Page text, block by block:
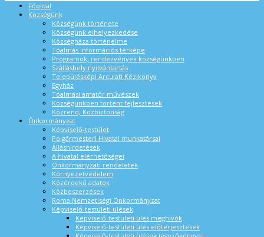
Főoldal
Községünk
Községünk története
Községünk elhelyezkedése
Községháza történelme
Tóalmás információs térképe
Programok, rendezvények községünkben
Szálláshely nyilvántartás
Településképi Arculati Kézikönyv
Egyház
Tóalmási amatőr művészek
Községünkben történt fejlesztések
Közrend, Közbiztonság
Önkormányzat
Képviselő-testület
Polgármesteri Hivatal munkatársai
Álláshirdetések
A hivatal elérhetőségei
Önkormányzati rendeletek
Környezetvédelem
Közérdekű adatok
Közbeszerzések
Roma Nemzetiségi Önkormányzat
Képviselő-testületi ülések
Képviselő-testületi ülés meghívók
Képviselő-testületi ülés előterjesztések